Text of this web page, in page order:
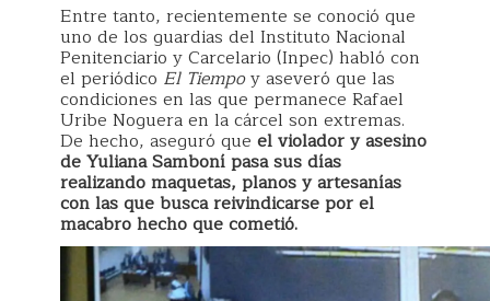
Entre tanto, recientemente se conoció que
uno de los guardias del Instituto Nacional
Penitenciario y Carcelario (Inpec) habló con
el periódico El Tiempoy aseveró que las
condiciones en las que permanece Rafael
Uribe Noguera en la cárcel son extremas.
De hecho, aseguró que el violador y asesino
de Yuliana Samboní pasa sus días
realizando maquetas, planos y artesanías
con las que busca reivindicarse por el
macabro hecho que cometió.